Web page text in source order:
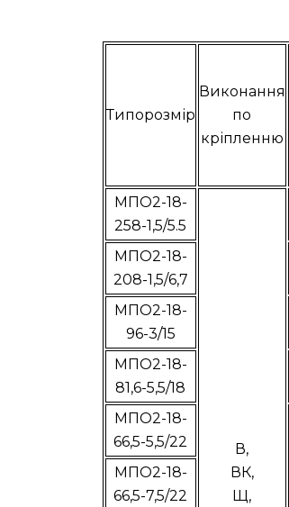
Типорозмір
Виконання
по
кріпленню
МПО2-18-
258-1,5/5.5
В,
ВК,
Щ,
МПО2-18-
208-1,5/6,7
МПО2-18-
96-3/15
МПО2-18-
81,6-5,5/18
МПО2-18-
66,5-5,5/22
МПО2-18-
66,5-7,5/22